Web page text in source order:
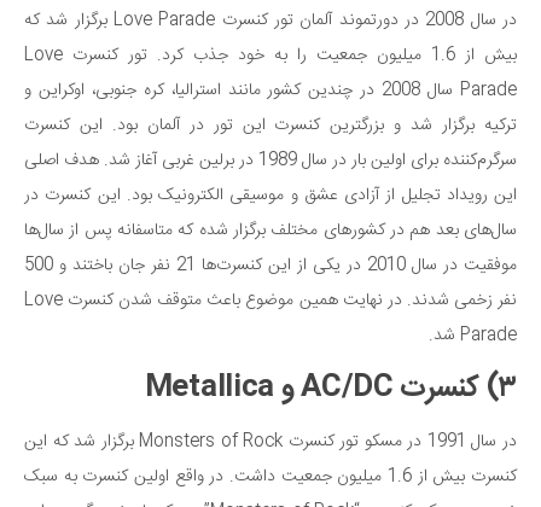
فال
مسابقه
اخبار
در سال 2008 در دورتموند آلمان تور کنسرت Love Parade برگزار شد که
بیش از 1.6 میلیون جمعیت را به خود جذب کرد. تور کنسرت Love
Parade سال 2008 در چندین کشور مانند استرالیا، کره جنوبی، اوکراین و
ترکیه برگزار شد و بزرگترین کنسرت این تور در آلمان بود. این کنسرت
سرگرم‌کننده برای اولین بار در سال 1989 در برلین غربی آغاز شد. هدف اصلی
این رویداد تجلیل از آزادی عشق و موسیقی الکترونیک بود. این کنسرت در
سال‌های بعد هم در کشورهای مختلف برگزار شده که متاسفانه پس از سال‌ها
موفقیت در سال 2010 در یکی از این کنسرت‌ها 21 نفر جان باختند و 500
نفر زخمی شدند. در نهایت همین موضوع باعث متوقف شدن کنسرت Love
Parade شد.
۳) کنسرت AC/DC و Metallica
در سال 1991 در مسکو تور کنسرت Monsters of Rock برگزار شد که این
کنسرت بیش از 1.6 میلیون جمعیت داشت. در واقع اولین کنسرت به سبک